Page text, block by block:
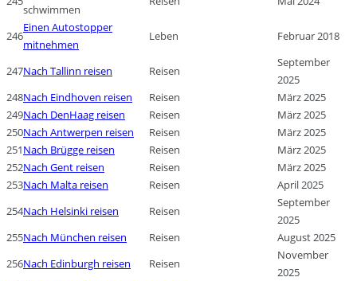
schwimmen
246
Einen Autostopper
mitnehmen
Leben Februar 2018
247Nach Tallinn reisen Reisen
September
2025
248Nach Eindhoven reisen Reisen
März 2025
249Nach DenHaag reisen Reisen
März 2025
250Nach Antwerpen reisen Reisen
März 2025
251Nach Brügge reisen Reisen
März 2025
252Nach Gent reisen Reisen
März 2025
253Nach Malta reisen Reisen
April 2025
254Nach Helsinki reisen Reisen
September
2025
255Nach München reisen Reisen
August 2025
256Nach Edinburgh reisen Reisen
November
2025